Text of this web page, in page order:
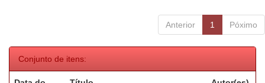
Anterior 1 Póximo
Conjunto de itens: